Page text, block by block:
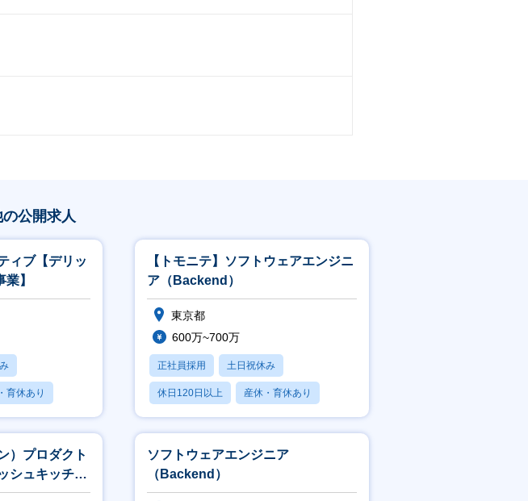
公開求人
ィブ【デリッ
】
育休あり
【トモニテ】ソフトウェアエンジニ
ア（Backend）
東京都
600万~700万
正社員採用 土日祝休み
休日120日以上 産休・育休あり
賞与あり
）プロダクト
シュキッチ
ソフトウェアエンジニア
（Backend）